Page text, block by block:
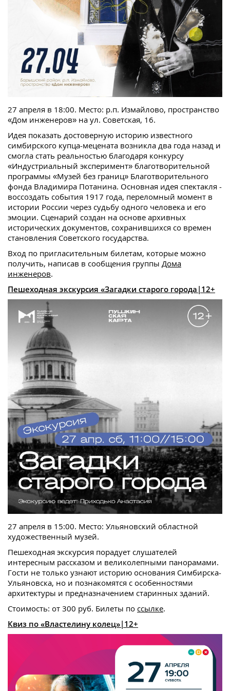
27 апреля в 18:00. Место: р.п. Измайлово, пространство
«Дом инженеров» на ул. Советская, 16.
Идея показать достоверную историю известного
симбирского купца-мецената возникла два года назад и
смогла стать реальностью благодаря конкурсу
«Индустриальный эксперимент» благотворительной
программы «Музей без границ» Благотворительного
фонда Владимира Потанина. Основная идея спектакля -
воссоздать события 1917 года, переломный момент в
истории России через судьбу одного человека и его
эмоции. Сценарий создан на основе архивных
исторических документов, сохранившихся со времен
становления Советского государства.
Вход по пригласительным билетам, которые можно
получить, написав в сообщения группы Дома
инженеров.
Пешеходная экскурсия «Загадки старого города|12+
27 апреля в 15:00. Место: Ульяновский областной
художественный музей.
Пешеходная экскурсия порадует слушателей
интересным рассказом и великолепными панорамами.
Гости не только узнают историю основания Симбирска-
Ульяновска, но и познакомятся с особенностями
архитектуры и предназначением старинных зданий.
Стоимость: от 300 руб. Билеты по ссылке.
Квиз по «Властелину колец»|12+